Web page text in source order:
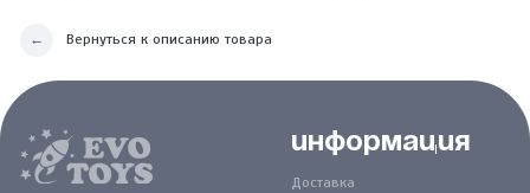
Вернуться к описанию товара
Информация
Доставка